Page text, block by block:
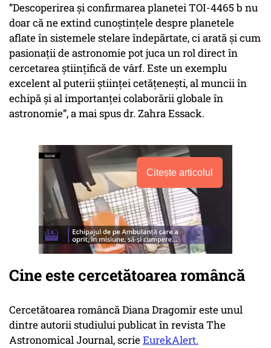
”Descoperirea și confirmarea planetei TOI-4465 b nu
doar că ne extind cunoștințele despre planetele
aflate în sistemele stelare îndepărtate, ci arată și cum
pasionații de astronomie pot juca un rol direct în
cercetarea științifică de vârf. Este un exemplu
excelent al puterii științei cetățenești, al muncii în
echipă și al importanței colaborării globale în
astronomie”, a mai spus dr. Zahra Essack.
Citește articolul
Cine este cercetătoarea româncă
Cercetătoarea româncă Diana Dragomir este unul
dintre autorii studiului publicat în revista The
Astronomical Journal, scrieEurekAlert.